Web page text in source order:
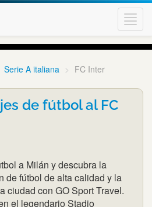
Serie A italiana FC Inter
de fútbol al FC
a Milán y descubra la
de fútbol de alta calidad y la
ciudad con GO Sport Travel.
el legendario Stadio